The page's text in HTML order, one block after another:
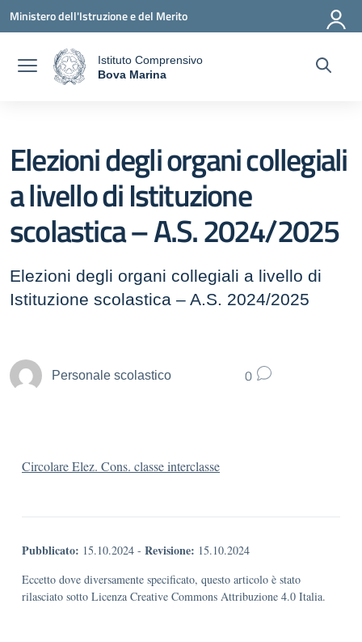
Vai ai contenuti
Vai al menu di navigazione
Vai al footer
Ministero dell'Istruzione e del Merito
Istituto Comprensivo
Bova Marina
Elezioni degli organi collegiali
a livello di Istituzione
scolastica – A.S. 2024/2025
Elezioni degli organi collegiali a livello di
Istituzione scolastica – A.S. 2024/2025
Personale scolastico 0
Circolare Elez. Cons. classe interclasse
Pubblicato: 15.10.2024 - Revisione: 15.10.2024
Eccetto dove diversamente specificato, questo articolo è stato
rilasciato sotto Licenza Creative Commons Attribuzione 4.0 Italia.